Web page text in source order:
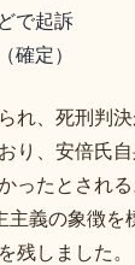
で起訴
確定）
れ、死刑判
り、安倍氏
ったとされ
義の象徴を
残しました。